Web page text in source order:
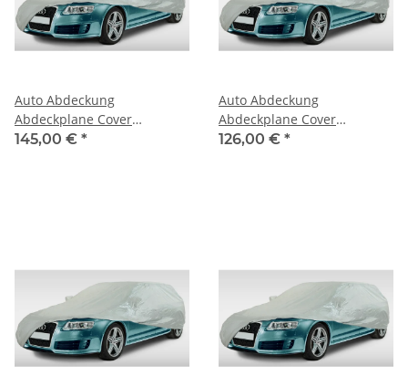
Auto Abdeckung
Abdeckplane Cover
Ganzgarage outdoor
145,00 € *
Auto Abdeckung
Abdeckplane Cover
Ganzgarage outdoor
126,00 € *